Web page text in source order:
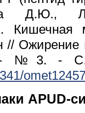
Д.Ю.,
Кишечная
//
№3. - C.
APUD-